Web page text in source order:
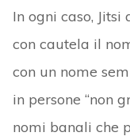
In ogni caso,
con cautela il
con un nome
in persone “non
nomi banali che